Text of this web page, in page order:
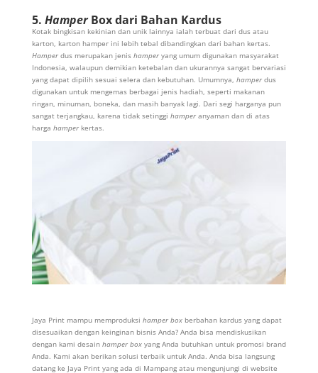
5. HamperBox dari Bahan Kardus
Kotak bingkisan kekinian dan unik lainnya ialah terbuat dari dus atau
karton, karton hamper ini lebih tebal dibandingkan dari bahan kertas.
Hamperdus merupakan jenis hamperyang umum digunakan masyarakat
Indonesia, walaupun demikian ketebalan dan ukurannya sangat bervariasi
yang dapat dipilih sesuai selera dan kebutuhan. Umumnya, hamperdus
digunakan untuk mengemas berbagai jenis hadiah, seperti makanan
ringan, minuman, boneka, dan masih banyak lagi. Dari segi harganya pun
sangat terjangkau, karena tidak setinggi hamperanyaman dan di atas
harga hamperkertas.
Jaya Print mampu memproduksi hamper boxberbahan kardus yang dapat
disesuaikan dengan keinginan bisnis Anda? Anda bisa mendiskusikan
dengan kami desain hamper boxyang Anda butuhkan untuk promosi brand
Anda. Kami akan berikan solusi terbaik untuk Anda. Anda bisa langsung
datang ke Jaya Print yang ada di Mampang atau mengunjungi di website